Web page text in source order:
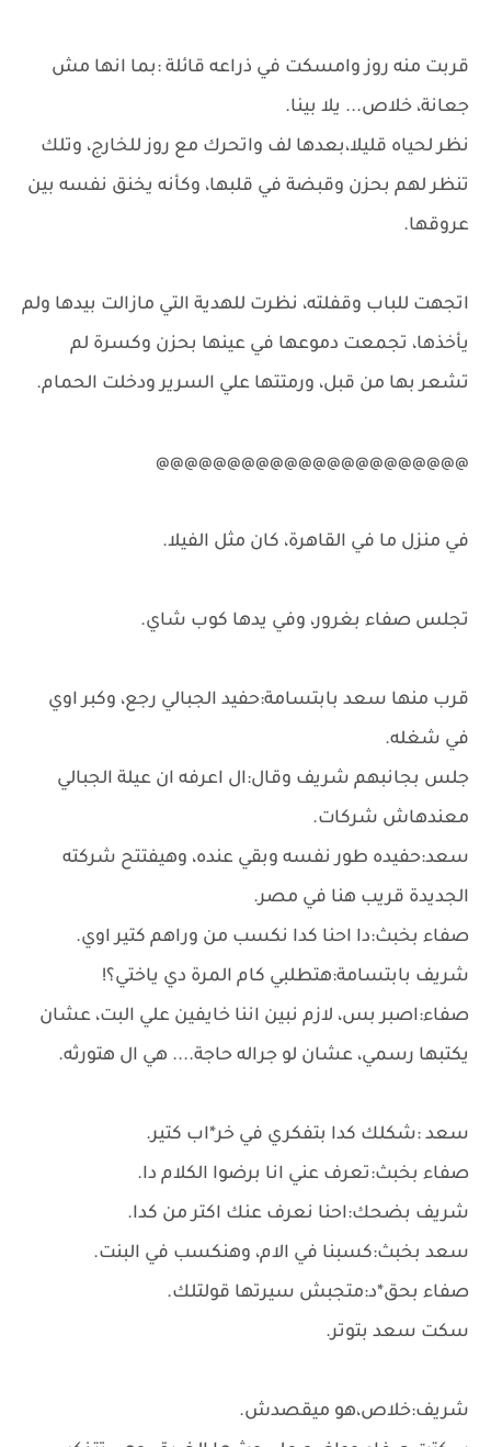
قربت منه روز وامسكت في ذراعه قائلة :بما انها مش
جعانة، خلاص... يلا بينا.
نظر لحياه قليلا،بعدها لف واتحرك مع روز للخارج، وتلك
تنظر لهم بحزن وقبضة في قلبها، وكأنه يخنق نفسه بين
عروقها.
اتجهت للباب وقفلته، نظرت للهدية التي مازالت بيدها ولم
يأخذها، تجمعت دموعها في عينها بحزن وكسرة لم
تشعر بها من قبل، ورمتتها علي السرير ودخلت الحمام.
@@@@@@@@@@@@@@@@@@@@@@
في منزل ما في القاهرة، كان مثل الفيلا.
تجلس صفاء بغرور، وفي يدها كوب شاي.
قرب منها سعد بابتسامة:حفيد الجبالي رجع، وكبر اوي
في شغله.
جلس بجانبهم شريف وقال:ال اعرفه ان عيلة الجبالي
معندهاش شركات.
سعد:حفيده طور نفسه وبقي عنده، وهيفتتح شركته
الجديدة قريب هنا في مصر.
صفاء بخبث:دا احنا كدا نكسب من وراهم كتير اوي.
شريف بابتسامة:هتطلبي كام المرة دي ياختي؟!
صفاء:اصبر بس، لازم نبين اننا خايفين علي البت، عشان
يكتبها رسمي، عشان لو جراله حاجة.... هي ال هتورثه.
سعد :شكلك كدا بتفكري في خر*اب كتير.
صفاء بخبث:تعرف عني انا برضوا الكلام دا.
شريف بضحك:احنا نعرف عنك اكتر من كدا.
سعد بخبث:كسبنا في الام، وهنكسب في البنت.
صفاء بحق*د:متجبش سيرتها قولتلك.
سكت سعد بتوتر.
شريف:خلاص،هو ميقصدش.